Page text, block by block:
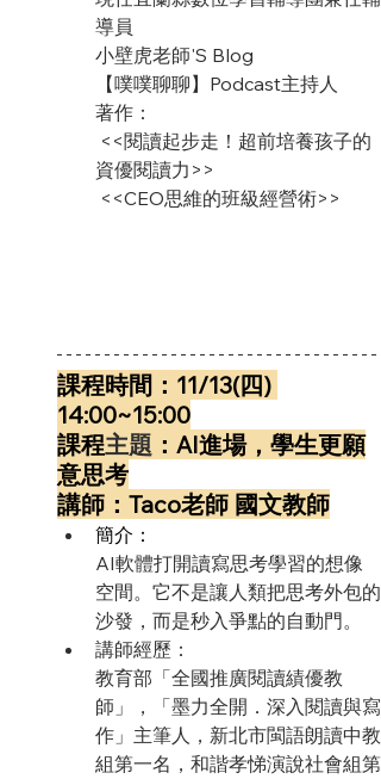
導員
小壁虎老師'S Blog
【噗噗聊聊】Podcast主持人
著作：
資優閱讀力>>
<<CEO思維的班級經營術>>
課程時間：11/13(四)
14:00~15:00
課程主題 ：AI進場，學生更願
意思考
講師：Taco老師 國文教師
簡介：
AI軟體打開讀寫思考學習的想像
空間。它不是讓人類把思考外包的
沙發，而是秒入爭點的自動門。
講師經歷：
教育部「全國推廣閱讀績優教
師」，「墨力全開．深入閱讀與寫
作」主筆人，新北市閩語朗讀中教
組第一名，和諧孝悌演說社會組第